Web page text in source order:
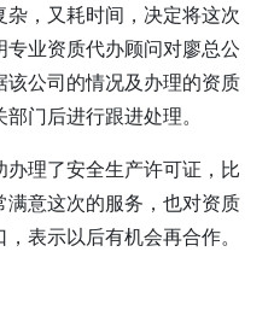
，又耗时间，决定将这次
专业资质代办顾问对廖总公
公司的情况及办理的资质
门后进行跟进处理。
理了安全生产许可证，比
满意这次的服务，也对资质
表示以后有机会再合作。